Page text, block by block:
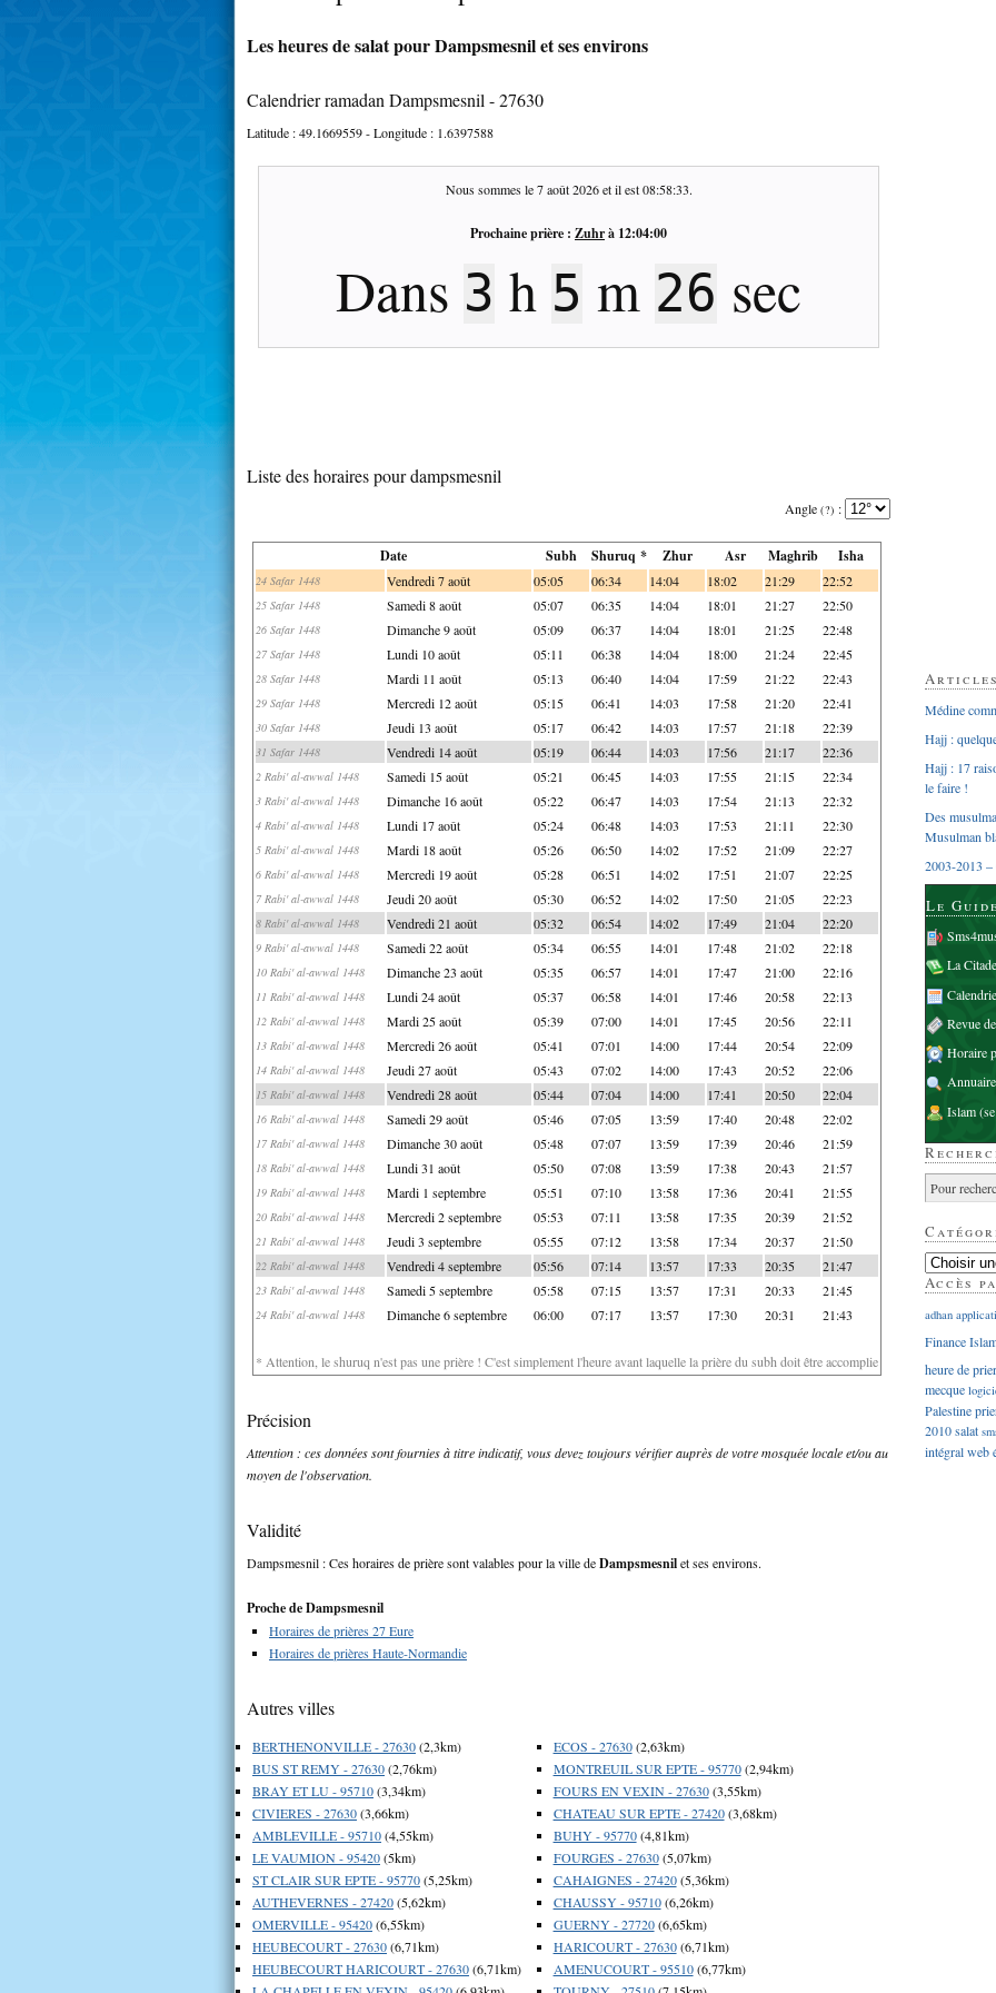
Les heures de salat pour Dampsmesnil et ses environs
Calendrier ramadan Dampsmesnil - 27630
Latitude :49.1669559- Longitude : 1.6397588
Nous sommes le7 août 2026et il est08:58:34.
Prochaine prière : Zuhrà 12:04:00
Dans 3 h 5 m 25 sec
Liste des horaires pour dampsmesnil
Angle (?) :
Date Subh Shuruq * Zhur Asr Maghrib Isha
24 Safar 1448 Vendredi 7 août 05:05 06:34 14:04 18:02 21:29 22:52
25 Safar 1448 Samedi 8 août 05:07 06:35 14:04 18:01 21:27 22:50
26 Safar 1448 Dimanche 9 août 05:09 06:37 14:04 18:01 21:25 22:48
27 Safar 1448 Lundi 10 août 05:11 06:38 14:04 18:00 21:24 22:45
28 Safar 1448 Mardi 11 août 05:13 06:40 14:04 17:59 21:22 22:43
29 Safar 1448 Mercredi 12 août 05:15 06:41 14:03 17:58 21:20 22:41
30 Safar 1448 Jeudi 13 août 05:17 06:42 14:03 17:57 21:18 22:39
31 Safar 1448 Vendredi 14 août 05:19 06:44 14:03 17:56 21:17 22:36
2 Rabi' al-awwal 1448 Samedi 15 août 05:21 06:45 14:03 17:55 21:15 22:34
3 Rabi' al-awwal 1448 Dimanche 16 août 05:22 06:47 14:03 17:54 21:13 22:32
4 Rabi' al-awwal 1448 Lundi 17 août 05:24 06:48 14:03 17:53 21:11 22:30
5 Rabi' al-awwal 1448 Mardi 18 août 05:26 06:50 14:02 17:52 21:09 22:27
6 Rabi' al-awwal 1448 Mercredi 19 août 05:28 06:51 14:02 17:51 21:07 22:25
7 Rabi' al-awwal 1448 Jeudi 20 août 05:30 06:52 14:02 17:50 21:05 22:23
8 Rabi' al-awwal 1448 Vendredi 21 août 05:32 06:54 14:02 17:49 21:04 22:20
9 Rabi' al-awwal 1448 Samedi 22 août 05:34 06:55 14:01 17:48 21:02 22:18
10 Rabi' al-awwal 1448 Dimanche 23 août 05:35 06:57 14:01 17:47 21:00 22:16
11 Rabi' al-awwal 1448 Lundi 24 août 05:37 06:58 14:01 17:46 20:58 22:13
12 Rabi' al-awwal 1448 Mardi 25 août 05:39 07:00 14:01 17:45 20:56 22:11
13 Rabi' al-awwal 1448 Mercredi 26 août 05:41 07:01 14:00 17:44 20:54 22:09
14 Rabi' al-awwal 1448 Jeudi 27 août 05:43 07:02 14:00 17:43 20:52 22:06
15 Rabi' al-awwal 1448 Vendredi 28 août 05:44 07:04 14:00 17:41 20:50 22:04
16 Rabi' al-awwal 1448 Samedi 29 août 05:46 07:05 13:59 17:40 20:48 22:02
17 Rabi' al-awwal 1448 Dimanche 30 août 05:48 07:07 13:59 17:39 20:46 21:59
18 Rabi' al-awwal 1448 Lundi 31 août 05:50 07:08 13:59 17:38 20:43 21:57
19 Rabi' al-awwal 1448 Mardi 1 septembre 05:51 07:10 13:58 17:36 20:41 21:55
20 Rabi' al-awwal 1448 Mercredi 2 septembre 05:53 07:11 13:58 17:35 20:39 21:52
21 Rabi' al-awwal 1448 Jeudi 3 septembre 05:55 07:12 13:58 17:34 20:37 21:50
22 Rabi' al-awwal 1448 Vendredi 4 septembre 05:56 07:14 13:57 17:33 20:35 21:47
23 Rabi' al-awwal 1448 Samedi 5 septembre 05:58 07:15 13:57 17:31 20:33 21:45
24 Rabi' al-awwal 1448 Dimanche 6 septembre 06:00 07:17 13:57 17:30 20:31 21:43
* Attention, le shuruq n'est pas une prière ! C'est simplement l'heure avant laquelle la prière du subh doit être accomplie
Précision
Attention : ces données sont fournies à titre indicatif, vous devez toujours vérifier auprès de votre mosquée locale et/ou au
moyen de l'observation.
Validité
Dampsmesnil : Ces horaires de prière sont valables pour la ville deDampsmesnilet ses environs.
Proche de Dampsmesnil
Horaires de prières 27 Eure
Horaires de prières Haute-Normandie
Autres villes
BERTHENONVILLE - 27630(2,3km)
BUS ST REMY - 27630(2,76km)
BRAY ET LU - 95710(3,34km)
CIVIERES - 27630(3,66km)
AMBLEVILLE - 95710(4,55km)
LE VAUMION - 95420(5km)
ST CLAIR SUR EPTE - 95770(5,25km)
AUTHEVERNES - 27420(5,62km)
OMERVILLE - 95420(6,55km)
HEUBECOURT - 27630(6,71km)
HEUBECOURT HARICOURT - 27630(6,71km)
ECOS - 27630(2,63km)
MONTREUIL SUR EPTE - 95770(2,94km)
FOURS EN VEXIN - 27630(3,55km)
CHATEAU SUR EPTE - 27420(3,68km)
BUHY - 95770(4,81km)
FOURGES - 27630(5,07km)
CAHAIGNES - 27420(5,36km)
CHAUSSY - 95710(6,26km)
GUERNY - 27720(6,65km)
HARICOURT - 27630(6,71km)
AMENUCOURT - 95510(6,77km)
Médine
Hajj :
Hajj : 17
le faire !
Des
Musulman
2003-2013 –
Le
La
Revue
Horaire
Islam
Accès
adhan
Finance
heure de
mecque
Palestine
2010salat
intégralweb